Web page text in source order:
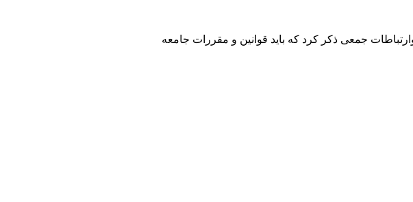
جمعی ذکر کرد که باید قوانین و مقررات جامعه